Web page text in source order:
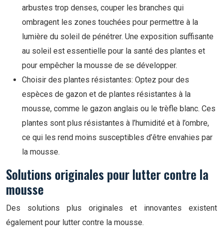
arbustes trop denses, couper les branches qui
ombragent les zones touchées pour permettre à la
lumière du soleil de pénétrer. Une exposition suffisante
au soleil est essentielle pour la santé des plantes et
pour empêcher la mousse de se développer.
Choisir des plantes résistantes: Optez pour des
espèces de gazon et de plantes résistantes à la
mousse, comme le gazon anglais ou le trèfle blanc. Ces
plantes sont plus résistantes à l’humidité et à l’ombre,
ce qui les rend moins susceptibles d’être envahies par
la mousse.
Solutions originales pour lutter contre la
mousse
Des solutions plus originales et innovantes existent
également pour lutter contre la mousse.